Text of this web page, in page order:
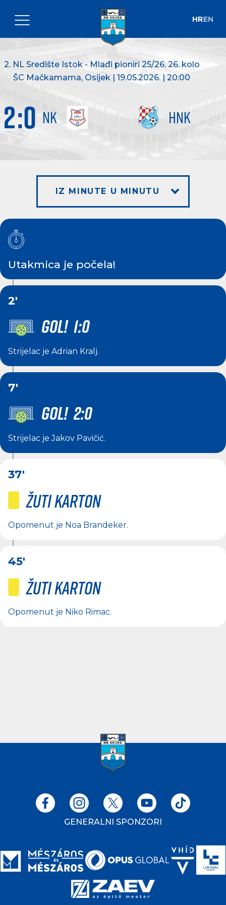
HREN
2. NL Središte Istok - Mlađi pioniri 25/26, 26. kolo
ŠC Mačkamama, Osijek | 19.05.2026. | 20:00
NK HNK
2:0
IZ MINUTE U MINUTU
Utakmica je počela!
2'
GOL! 1:0
Strijelac je Adrian Kralj.
7'
GOL! 2:0
Strijelac jeJakov Pavičić.
37'
Žuti karton
Opomenut je Noa Brandeker.
45'
Žuti karton
Opomenut je Niko Rimac.
GENERALNI SPONZORI